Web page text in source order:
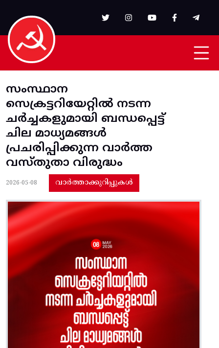
സംസ്ഥാന
സെക്രട്ടറിയേറ്റില്‍ നടന്ന
ചര്‍ച്ചകളുമായി ബന്ധപ്പെട്ട്‌
ചില മാധ്യമങ്ങള്‍
പ്രചരിപ്പിക്കുന്ന വാര്‍ത്ത
വസ്‌തുതാ വിരുദ്ധം
2026-05-08 വാർത്താക്കുറിപ്പുകൾ